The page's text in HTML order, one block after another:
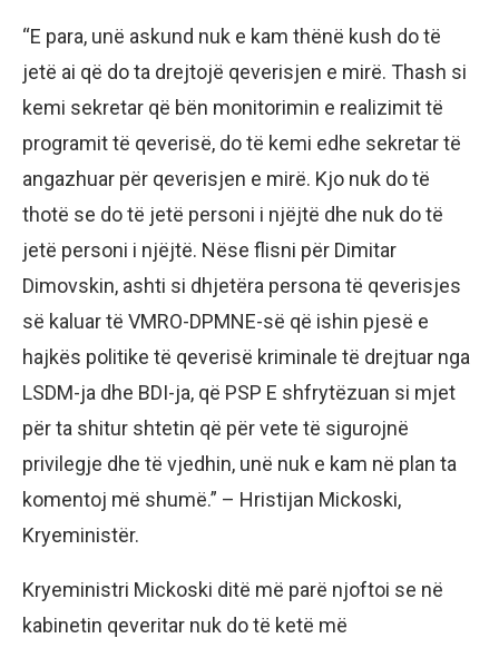
“E para, unë askund nuk e kam thënë kush do të
jetë ai që do ta drejtojë qeverisjen e mirë. Thash si
kemi sekretar që bën monitorimin e realizimit të
programit të qeverisë, do të kemi edhe sekretar të
angazhuar për qeverisjen e mirë. Kjo nuk do të
thotë se do të jetë personi i njëjtë dhe nuk do të
jetë personi i njëjtë. Nëse flisni për Dimitar
Dimovskin, ashti si dhjetëra persona të qeverisjes
së kaluar të VMRO-DPMNE-së që ishin pjesë e
hajkës politike të qeverisë kriminale të drejtuar nga
LSDM-ja dhe BDI-ja, që PSP E shfrytëzuan si mjet
për ta shitur shtetin që për vete të sigurojnë
privilegje dhe të vjedhin, unë nuk e kam në plan ta
komentoj më shumë.” – Hristijan Mickoski,
Kryeministër.
Kryeministri Mickoski ditë më parë njoftoi se në
kabinetin qeveritar nuk do të ketë më